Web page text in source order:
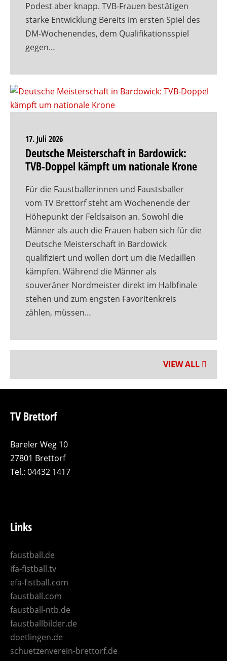
Podest aber knapp. TVB-Frauen bestätigen
starke Entwicklung Bereits im ersten Spiel des
DM-Wochenendes, dem Qualifikationsspiel
gegen…
17. Juli 2026
Deutsche Meisterschaft in Bardowick:
TVB-Doppel kämpft um nationale Krone
Für die Faustballerinnen und Faustsballer
vom TV Brettorf steht am Wochenende der
Höhepunkt der Feldsaison an. Sowohl die
Männer als auch die Frauen haben sich für die
Deutsche Meisterschaft in Bardowick
qualifiziert und wollen dort um die Medaillen
kämpfen. Während die Männer als
souveräner Nordmeister direkt im Halbfinale
stehen und zum engsten Favoritenkreis
zählen, müssen…
VIEW ALL
TV Brettorf
Bareler Weg 10
27801 Brettorf
Tel.: 04432 1417
Links
faustball.de
ifa-fistball.tv
efa-fistball.com
faustball.com
faustball-ntb.de
faustballbilder.de
doetlingen.de
schuetzenverein-brettorf.de